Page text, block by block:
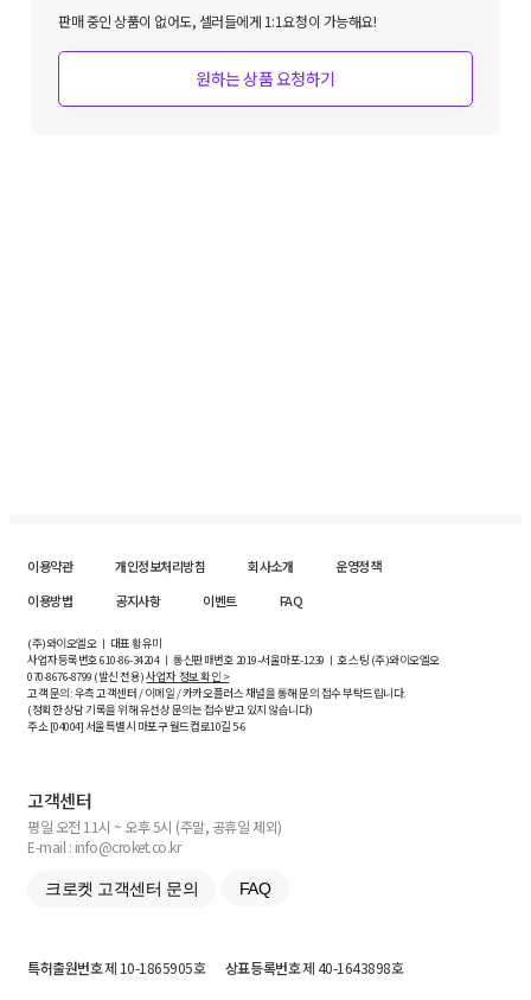
판매 중인 상품이 없어도, 셀러들에게 1:1요청이 가능해요!
원하는 상품 요청하기
이용약관 개인정보처리방침 회사소개
운영정책
이용방법
공지사항 이벤트 FAQ
(주)와이오엘오 ㅣ 대표 황유미
사업자등록번호610-86-34204ㅣ 통신판매번호 2019-서울마포-1239 ㅣ 호스팅 (주)와이오엘오
070-8676-8799 (발신 전용)사업자 정보 확인 >
고객 문의: 우측 고객센터 / 이메일 / 카카오플러스 채널을 통해 문의 접수 부탁드립니다.
(정확한 상담 기록을 위해 유선상 문의는 접수받고 있지 않습니다)
주소 [04004] 서울특별시 마포구 월드컵로10길5-6
고객센터
평일 오전 11시 ~ 오후 5시 (주말, 공휴일 제외)
E-mail : info@croket.co.kr
크로켓 고객센터 문의 FAQ
특허출원번호제 10-1865905호 상표등록번호제 40-1643898호